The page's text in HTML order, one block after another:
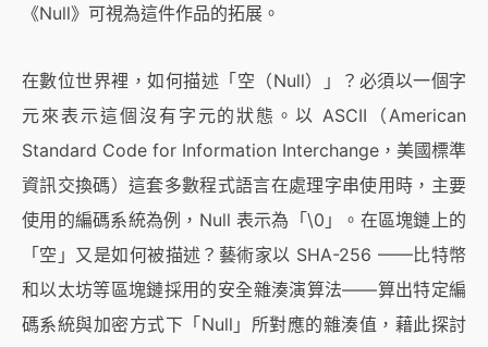
《Null》可視為這件作品的拓展。
在數位世界裡，如何描述「空（Null）」？必須以一個字
元來表示這個沒有字元的狀態。以 ASCII（American
Standard Code for Information Interchange，美國標準
資訊交換碼）這套多數程式語言在處理字串使用時，主要
使用的編碼系統為例，Null 表示為「\0」。在區塊鏈上的
「空」又是如何被描述？藝術家以 SHA-256 ——比特幣
和以太坊等區塊鏈採用的安全雜湊演算法——算出特定編
碼系統與加密方式下「Null」所對應的雜湊值，藉此探討